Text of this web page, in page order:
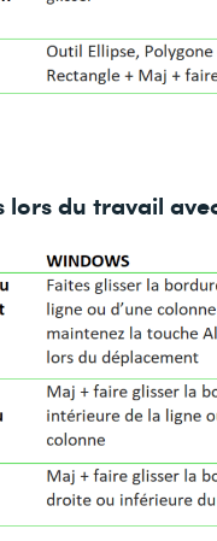
lors du travail